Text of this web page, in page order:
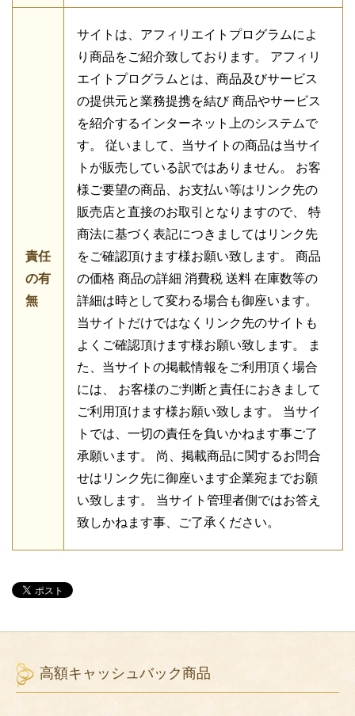
責任
の有
無
サイトは、アフィリエイトプログラムによ
り商品をご紹介致しております。 アフィリ
エイトプログラムとは、商品及びサービス
の提供元と業務提携を結び 商品やサービス
を紹介するインターネット上のシステムで
す。 従いまして、当サイトの商品は当サイ
トが販売している訳ではありません。 お客
様ご要望の商品、お支払い等はリンク先の
販売店と直接のお取引となりますので、 特
商法に基づく表記につきましてはリンク先
をご確認頂けます様お願い致します。 商品
の価格 商品の詳細 消費税 送料 在庫数等の
詳細は時として変わる場合も御座います。
当サイトだけではなくリンク先のサイトも
よくご確認頂けます様お願い致します。 ま
た、当サイトの掲載情報をご利用頂く場合
には、 お客様のご判断と責任におきまして
ご利用頂けます様お願い致します。 当サイ
トでは、一切の責任を負いかねます事ご了
承願います。 尚、掲載商品に関するお問合
せはリンク先に御座います企業宛までお願
い致します。 当サイト管理者側ではお答え
致しかねます事、ご了承ください。
高額キャッシュバック商品